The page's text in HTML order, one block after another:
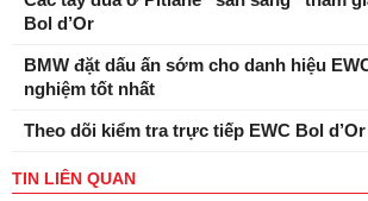
Bol d’Or
BMW đặt dấu ấn sớm cho danh hiệu
nghiệm tốt nhất
Theo dõi kiểm tra trực tiếp EWC Bol d’Or
TIN LIÊN QUAN